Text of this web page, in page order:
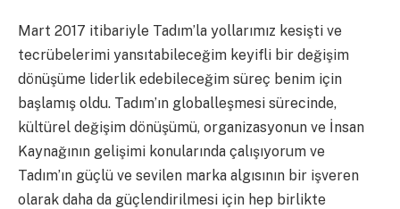
Mart 2017 itibariyle Tadım’la yollarımız kesişti ve
tecrübelerimi yansıtabileceğim keyifli bir değişim
dönüşüme liderlik edebileceğim süreç benim için
başlamış oldu. Tadım’ın globalleşmesi sürecinde,
kültürel değişim dönüşümü, organizasyonun ve İnsan
Kaynağının gelişimi konularında çalışıyorum ve
Tadım’ın güçlü ve sevilen marka algısının bir işveren
olarak daha da güçlendirilmesi için hep birlikte